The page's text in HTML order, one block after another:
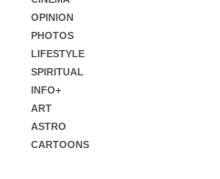
OPINION
PHOTOS
LIFESTYLE
SPIRITUAL
INFO+
ART
ASTRO
CARTOONS